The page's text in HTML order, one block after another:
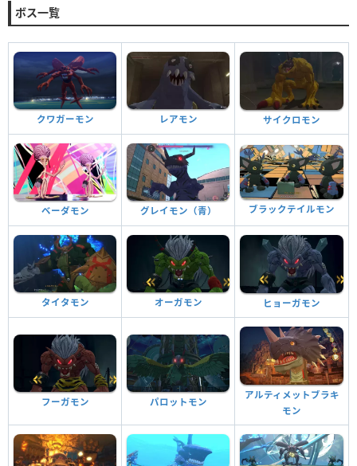
ボス一覧
クワガーモン レアモン サイクロモン
ベーダモン グレイモン（青） ブラックテイルモン
タイタモン オーガモン ヒョーガモン
フーガモン パロットモン
アルティメットブラキ
モン